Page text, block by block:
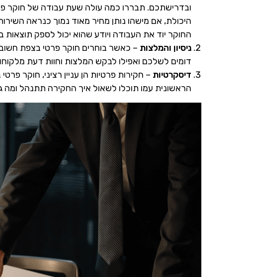
ובדרישתכם. תבררו כמה עולה שעת עבודה של חוקר
היכולת, אם מישהו נותן מחיר מאוד נמוך כנראה
החוקר יוד את העבודה ויודע שהוא יכול לספק תוצאות
ניסיון והמלצות – כאשר בוחרים חוקר פרטי בצפת חשוב
דומים לשלכם ואפילו לבקש המלצות וחוות דעת
דיסקרטיות – חקירות פרטיות הן עניין רציני, חוקר
הראשונית עמו תוכלו לשאול איך החקירה תתנהל ומה